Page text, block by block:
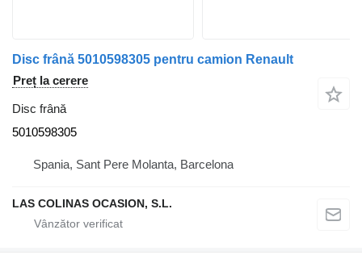
Disc frână 5010598305 pentru camion Renault
Preț la cerere
Disc frână
5010598305
Spania, Sant Pere Molanta, Barcelona
LAS COLINAS OCASION, S.L.